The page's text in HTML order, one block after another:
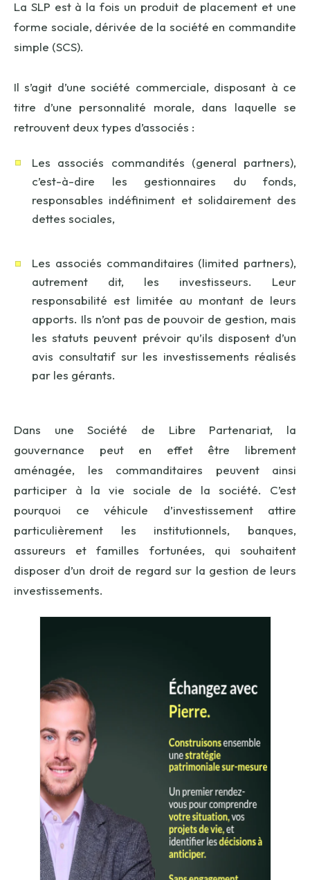
La SLP est à la fois un produit de placement et une
forme sociale, dérivée de la société en commandite
simple (SCS).
Il s’agit d’une société commerciale, disposant à ce
titre d’une personnalité morale, dans laquelle se
retrouvent deux types d’associés :
Les associés commandités (general partners),
c’est-à-dire les gestionnaires du fonds,
responsables indéfiniment et solidairement des
dettes sociales,
Les associés commanditaires (limited partners),
autrement dit, les investisseurs. Leur
responsabilité est limitée au montant de leurs
apports. Ils n’ont pas de pouvoir de gestion, mais
les statuts peuvent prévoir qu’ils disposent d’un
avis consultatif sur les investissements réalisés
par les gérants.
Dans une Société de Libre Partenariat, la
gouvernance peut en effet être librement
aménagée, les commanditaires peuvent ainsi
participer à la vie sociale de la société. C’est
pourquoi ce véhicule d’investissement attire
particulièrement les institutionnels, banques,
assureurs et familles fortunées, qui souhaitent
disposer d’un droit de regard sur la gestion de leurs
investissements.